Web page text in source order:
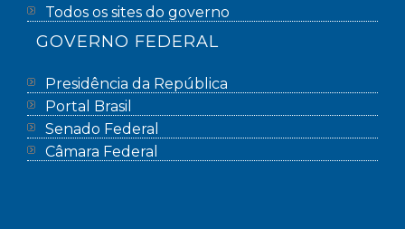
Todos os sites do governo
GOVERNO FEDERAL
Presidência da República
Portal Brasil
Senado Federal
Câmara Federal